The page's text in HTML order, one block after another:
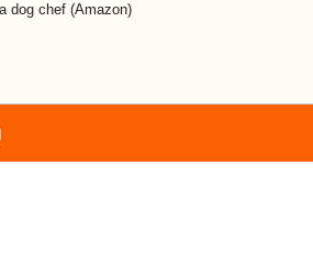
dog chef (Amazon)